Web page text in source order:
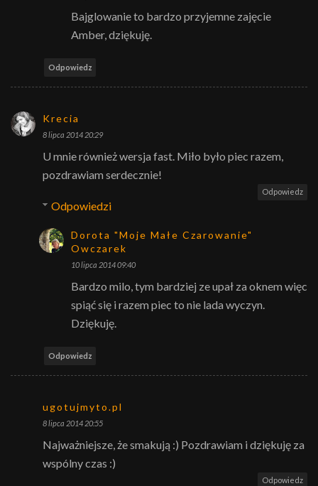
Bajglowanie to bardzo przyjemne zajęcie
Amber, dziękuję.
Odpowiedz
Krecia
8 lipca 2014 20:29
U mnie również wersja fast. Miło było piec razem,
pozdrawiam serdecznie!
Odpowiedz
Odpowiedzi
Dorota "Moje Małe Czarowanie"
Owczarek
10 lipca 2014 09:40
Bardzo milo, tym bardziej ze upał za oknem więc
spiąć się i razem piec to nie lada wyczyn.
Dziękuję.
Odpowiedz
ugotujmyto.pl
8 lipca 2014 20:55
Najważniejsze, że smakują :) Pozdrawiam i dziękuję za
wspólny czas :)
Odpowiedz